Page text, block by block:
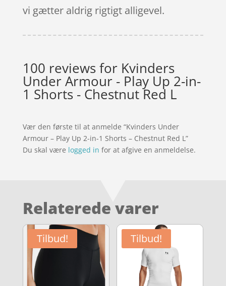
vi gætter aldrig rigtigt alligevel.
100 reviews for Kvinders
Under Armour - Play Up 2-in-
1 Shorts - Chestnut Red L
Vær den første til at anmelde “Kvinders Under
Armour – Play Up 2-in-1 Shorts – Chestnut Red L”
Du skal være logged in for at afgive en anmeldelse.
Relaterede varer
Tilbud! Tilbud!